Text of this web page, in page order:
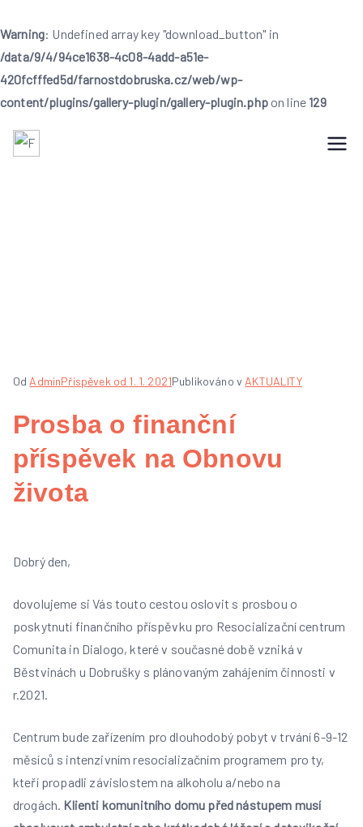
Warning: Undefined array key "download_button" in
/data/9/4/94ce1638-4c08-4add-a51e-
420fcfffed5d/farnostdobruska.cz/web/wp-
content/plugins/gallery-plugin/gallery-plugin.phpon line 129
Od AdminPříspěvek od 1. 1. 2021Publikováno v AKTUALITY
Prosba o finanční
příspěvek na Obnovu
života
Dobrý den,
dovolujeme si Vás touto cestou oslovit s prosbou o
poskytnutí finančního příspěvku pro Resocializační centrum
Comunita in Dialogo, které v současné době vzniká v
Běstvinách u Dobrušky s plánovaným zahájením činnosti v
r.2021.
Centrum bude zařízením pro dlouhodobý pobyt v trvání 6-9-12
měsíců s intenzivním resocializačním programem pro ty,
kteří propadli závislostem na alkoholu a/nebo na
drogách. Klienti komunitního domu před nástupem musí